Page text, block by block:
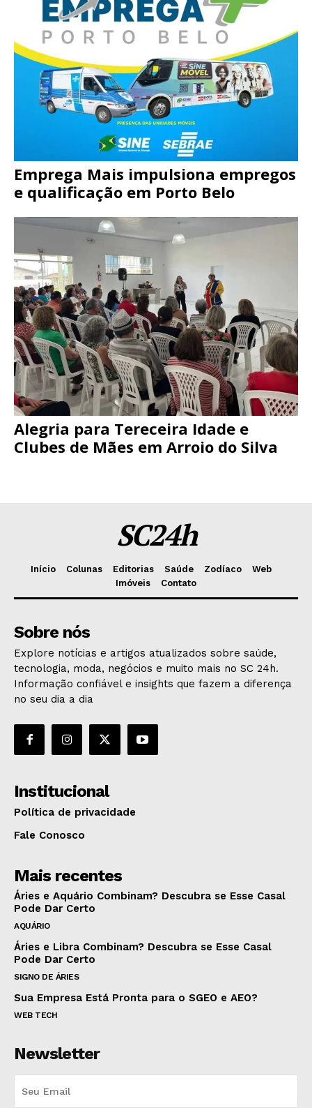
Emprega Mais impulsiona empregos
e qualificação em Porto Belo
Alegria para Tereceira Idade e
Clubes de Mães em Arroio do Silva
SC24h
Início Colunas Editorias Saúde Zodíaco
Web
Imóveis
Contato
Sobre nós
Explore notícias e artigos atualizados sobre saúde,
tecnologia, moda, negócios e muito mais no SC 24h.
Informação confiável e insights que fazem a diferença
no seu dia a dia
Institucional
Política de privacidade
Fale Conosco
Mais recentes
Áries e Aquário Combinam? Descubra se Esse Casal
Pode Dar Certo
AQUÁRIO
Áries e Libra Combinam? Descubra se Esse Casal
Pode Dar Certo
SIGNO DE ÁRIES
Sua Empresa Está Pronta para o SGEO e AEO?
WEB TECH
Newsletter